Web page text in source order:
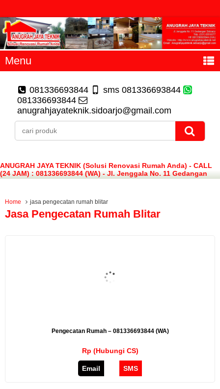
Menu
081336693844
sms 081336693844
081336693844
anugrahjayateknik.sidoarjo@gmail.com
ANUGRAH JAYA TEKNIK (Solusi Renovasi Rumah Anda) - CALL
(24 JAM) : 081336693844 (WA) - Jl. Jenggala No. 11 Gedangan
Sidoarjo
Home jasa pengecatan rumah blitar
Jasa Pengecatan Rumah Blitar
Pengecatan Rumah – 081336693844 (WA)
Rp (Hubungi CS)
Email SMS